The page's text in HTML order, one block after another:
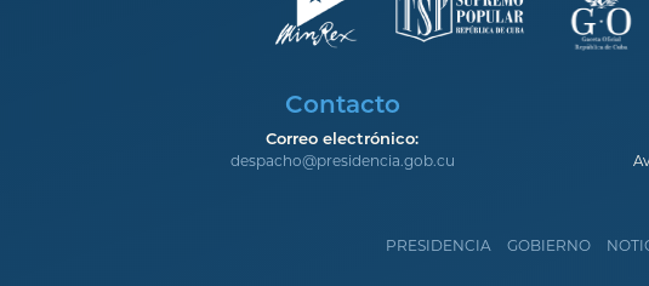
Contacto
Correo electrónico:
despacho@presidencia.gob.cu
PRESIDENCIA GOBIERNO